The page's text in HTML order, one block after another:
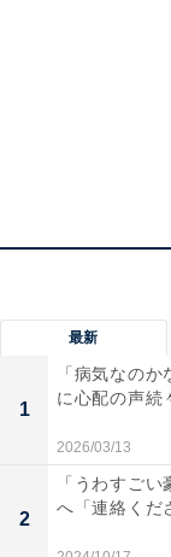
最新
1
「病気なの
に心配の声続
2026/03/13
2
「うわすご
へ「連絡くだ